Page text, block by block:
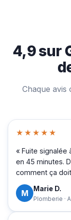
4,9 sur
Chaque avis
★★★★★
« Fuite signalée
en 45 minutes.
comment ça
M Marie D.
Plomberie ·